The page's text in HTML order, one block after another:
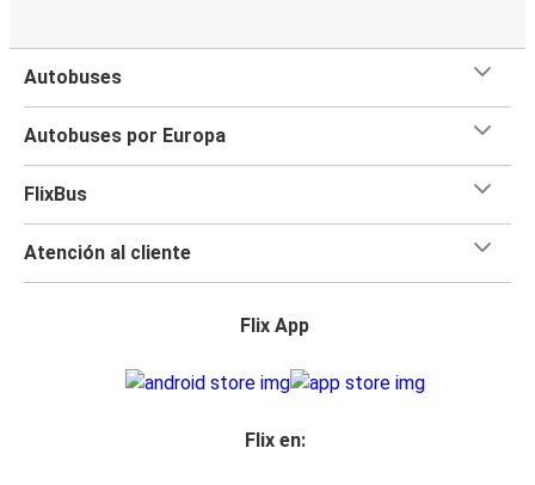
Autobuses
Autobuses por Europa
FlixBus
Atención al cliente
Flix App
Flix en: